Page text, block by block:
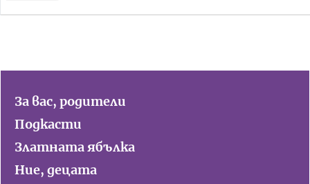
За вас, родители
Подкасти
Златната ябълка
Ние, децата